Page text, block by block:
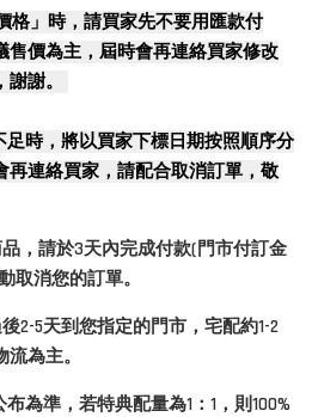
格」時，請買家先不要用匯款付
售價為主，屆時會再連絡買家修改
謝。
時，將以買家下標日期按照順序分
再連絡買家，請配合取消訂單，敬
，請於3天內完成付款(門市付訂金
取消您的訂單。
2-5天到您指定的門市，宅配約1-2
為主。
為準，若特典配量為1：1，則100%